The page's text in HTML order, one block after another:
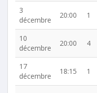
3
décembre
20:00 1
10
décembre
20:00 4
17
décembre
18:15 1